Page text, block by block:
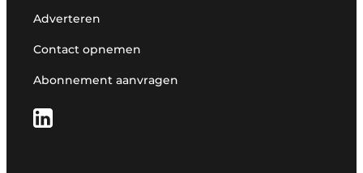
Adverteren
Contact opnemen
Abonnement aanvragen